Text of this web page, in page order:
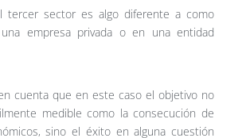
tercer sector es algo diferente a como
empresa privada o en una entidad
cuenta que en este caso el objetivo no
medible como la consecución de
sino el éxito en alguna cuestión